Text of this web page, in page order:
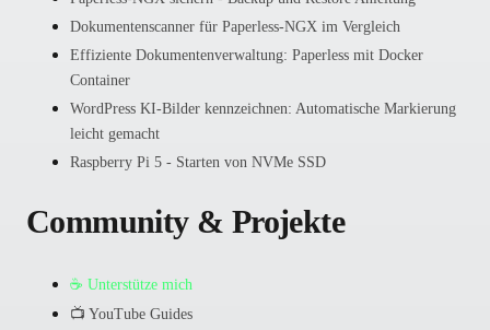
Dokumentenscanner für Paperless-NGX im Vergleich
Effiziente Dokumentenverwaltung: Paperless mit Docker
Container
WordPress KI-Bilder kennzeichnen: Automatische Markierung
leicht gemacht
Raspberry Pi 5 - Starten von NVMe SSD
Community & Projekte
☕ Unterstütze mich
📺 YouTube Guides